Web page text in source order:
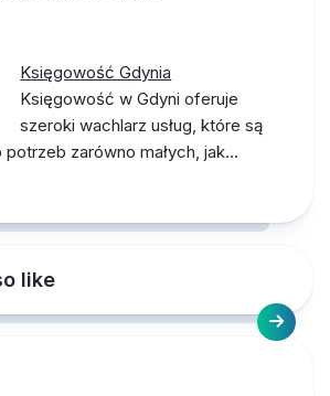
Księgowość Gdynia
Księgowość w Gdyni oferuje
szeroki wachlarz usług, które są
zarówno małych, jak…
like